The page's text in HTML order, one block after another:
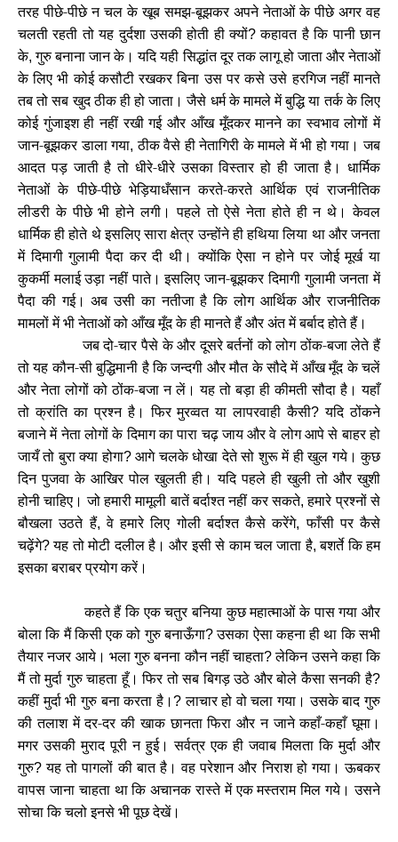
तरह पीछे-पीछे न चल के खूब समझ-बूझकर अपने नेताओं के पीछे अगर वह
चलती रहती तो यह दुर्दशा उसकी होती ही क्यों?कहावत है कि पानी छान
के,गुरु बनाना जान के। यदि यही सिद्धांत दूर तक लागू हो जाता और नेताओं
के लिए भी कोई कसौटी रखकर बिना उस पर कसे उसे हरगिज नहीं मानते
तब तो सब खुद ठीक ही हो जाता। जैसे धर्म के मामले में बुद्धि या तर्क के लिए
कोई गुंजाइश ही नहीं रखी गई और आँख मूँदकर मानने का स्वभाव लोगों में
जान-बूझकर डाला गया,ठीक वैसे ही नेतागिरी के मामले में भी हो गया। जब
आदत पड़ जाती है तो धीरे-धीरे उसका विस्तार हो ही जाता है। धार्मिक
नेताओं के पीछे-पीछे भेड़ियाधँसान करते-करते आर्थिक एवं राजनीतिक
लीडरी के पीछे भी होने लगी। पहले तो ऐसे नेता होते ही न थे। केवल
धार्मिक ही होते थे इसलिए सारा क्षेत्र उन्होंने ही हथिया लिया था और जनता
में दिमागी गुलामी पैदा कर दी थी। क्योंकि ऐसा न होने पर जोई मूर्ख या
कुकर्मी मलाई उड़ा नहीं पाते। इसलिए जान-बूझकर दिमागी गुलामी जनता में
पैदा की गई। अब उसी का नतीजा है कि लोग आर्थिक और राजनीतिक
मामलों में भी नेताओं को आँख मूँद के ही मानते हैं और अंत में बर्बाद होते हैं।
जब दो-चार पैसे के और दूसरे बर्तनों को लोग ठोंक-बजा लेते हैं
तो यह कौन-सी बुद्धिमानी है कि जन्दगी और मौत के सौदे में आँख मूँद के चलें
और नेता लोगों को ठोंक-बजा न लें। यह तो बड़ा ही कीमती सौदा है। यहाँ
तो क्रांति का प्रश्न है। फिर मुरव्वत या लापरवाही कैसी?यदि ठोंकने
बजाने में नेता लोगों के दिमाग का पारा चढ़ जाय और वे लोग आपे से बाहर हो
जायँ तो बुरा क्या होगा?आगे चलके धोखा देते सो शुरू में ही खुल गये। कुछ
दिन पुजवा के आखिर पोल खुलती ही। यदि पहले ही खुली तो और खुशी
होनी चाहिए। जो हमारी मामूली बातें बर्दाश्त नहीं कर सकते,हमारे प्रश्नों से
बौखला उठते हैं,वे हमारे लिए गोली बर्दाश्त कैसे करेंगे,फाँसी पर कैसे
चढ़ेंगे?यह तो मोटी दलील है। और इसी से काम चल जाता है,बशर्ते कि हम
इसका बराबर प्रयोग करें।
कहते हैं कि एक चतुर बनिया कुछ महात्माओं के पास गया और
बोला कि मैं किसी एक को गुरु बनाऊँगा?उसका ऐसा कहना ही था कि सभी
तैयार नजर आये। भला गुरु बनना कौन नहीं चाहता?लेकिन उसने कहा कि
मैं तो मुर्दा गुरु चाहता हूँ। फिर तो सब बिगड़ उठे और बोले कैसा सनकी है?
कहीं मुर्दा भी गुरु बना करता है। ?लाचार हो वो चला गया। उसके बाद गुरु
की तलाश में दर-दर की खाक छानता फिरा और न जाने कहाँ-कहाँ घूमा।
मगर उसकी मुराद पूरी न हुई। सर्वत्र एक ही जवाब मिलता कि मुर्दा और
गुरु?यह तो पागलों की बात है। वह परेशान और निराश हो गया। ऊबकर
वापस जाना चाहता था कि अचानक रास्ते में एक मस्तराम मिल गये। उसने
सोचा कि चलो इनसे भी पूछ देखें।